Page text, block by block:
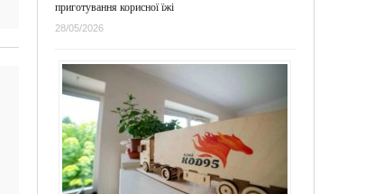
приготування корисної їжі
28/05/2026